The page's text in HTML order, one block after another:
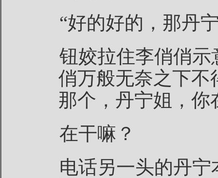
“好的好的，那丹
钮姣拉住李俏俏
俏万般无奈之下不
那个，丹宁姐，你
在干嘛？
电话另一头的丹